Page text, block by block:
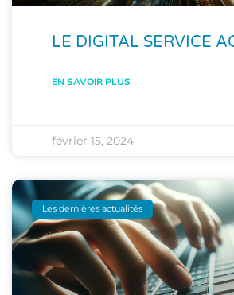
LE DIGITAL SERVICE
EN SAVOIR PLUS
février 15, 2024
Les dernières actualités